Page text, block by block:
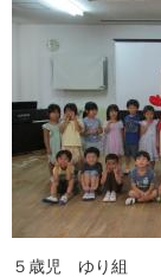
５歳児 ゆり組